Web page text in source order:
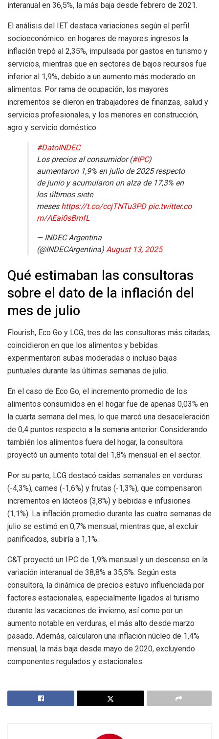
interanual en 36,5%, la más baja desde febrero de 2021.
El análisis del IET destaca variaciones según el perfil
socioeconómico: en hogares de mayores ingresos la
inflación trepó al 2,35%, impulsada por gastos en turismo y
servicios, mientras que en sectores de bajos recursos fue
inferior al 1,9%, debido a un aumento más moderado en
alimentos. Por rama de ocupación, los mayores
incrementos se dieron en trabajadores de finanzas, salud y
servicios profesionales, y los menores en construcción,
agro y servicio doméstico.
#DatoINDEC
Los precios al consumidor (#IPC)
aumentaron 1,9% en julio de 2025 respecto
de junio y acumularon un alza de 17,3% en
los últimos siete
meseshttps://t.co/ccjTNTu3PDpic.twitter.co
m/AEai0sBmfL
— INDEC Argentina
(@INDECArgentina)August 13, 2025
Qué estimaban las consultoras
sobre el dato de la inflación del
mes de julio
Flourish, Eco Go y LCG, tres de las consultoras más citadas,
coincidieron en que los alimentos y bebidas
experimentaron subas moderadas o incluso bajas
puntuales durante las últimas semanas de julio.
En el caso de Eco Go, el incremento promedio de los
alimentos consumidos en el hogar fue de apenas 0,03% en
la cuarta semana del mes, lo que marcó una desaceleración
de 0,4 puntos respecto a la semana anterior. Considerando
también los alimentos fuera del hogar, la consultora
proyectó un aumento total del 1,8% mensual en el sector.
Por su parte, LCG destacó caídas semanales en verduras
(-4,3%), carnes (-1,6%) y frutas (-1,3%), que compensaron
incrementos en lácteos (3,8%) y bebidas e infusiones
(1,1%). La inflación promedio durante las cuatro semanas de
julio se estimó en 0,7% mensual, mientras que, al excluir
panificados, subiría a 1,1%.
C&T proyectó un IPC de 1,9% mensual y un descenso en la
variación interanual de 38,8% a 35,5%. Según esta
consultora, la dinámica de precios estuvo influenciada por
factores estacionales, especialmente ligados al turismo
durante las vacaciones de invierno, así como por un
aumento notable en verduras, el más alto desde marzo
pasado. Además, calcularon una inflación núcleo de 1,4%
mensual, la más baja desde mayo de 2020, excluyendo
componentes regulados y estacionales.